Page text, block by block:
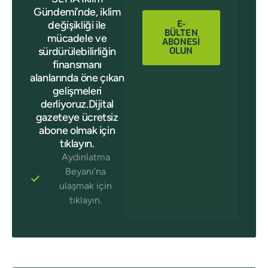
Gündemi’nde, iklim
değişikliği ile
mücadele ve
sürdürülebilirliğin
finansmanı
alanlarında öne çıkan
gelişmeleri
derliyoruz.Dijital
gazeteye ücretsiz
abone olmak için
tıklayın.
Aydınlatma
Beyanı’na
ulaşmak için
tıklayın.
E-
BÜLTEN
ABONESİ
OLUN